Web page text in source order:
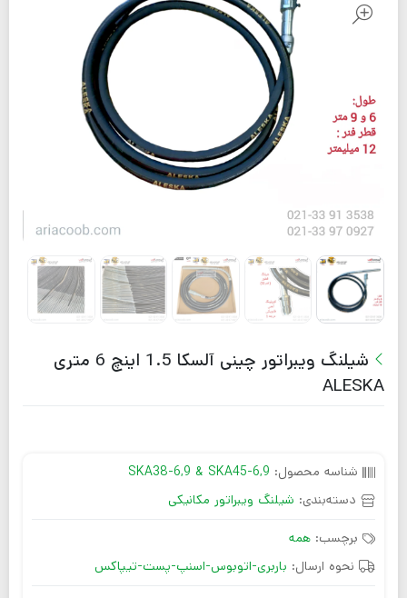
شیلنگ ویبراتور چینی آلسکا 1.5 اینچ 6 متری
ALESKA
شناسه محصول: SKA38-6,9 & SKA45-6,9
دسته‌بندی: شیلنگ ویبراتور مکانیکی
برچسب: همه
نحوه ارسال: باربری-اتوبوس-اسنپ-پست-تیپاکس